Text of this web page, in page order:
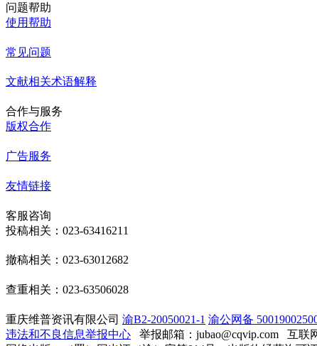
问题帮助
使用帮助
常见问题
文献相关术语解释
合作与服务
版权合作
广告服务
友情链接
客服咨询
投稿相关：023-63416211
撤稿相关：023-63012682
查重相关：023-63506028
重庆维普资讯有限公司 渝B2-20050021-1 渝公网备
违法和不良信息举报中心 举报邮箱：jubao@cqvip.com 互联